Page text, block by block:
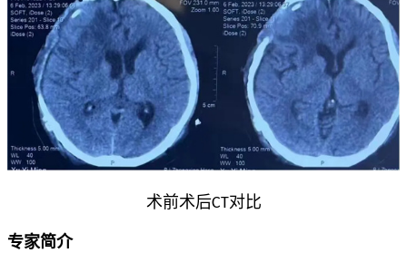
术前术后CT对比
专家简介